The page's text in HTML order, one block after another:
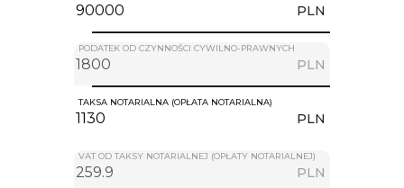
PLN
PODATEK OD CZYNNOŚCI CYWILNO-PRAWNYCH
PLN
TAKSA NOTARIALNA (OPŁATA NOTARIALNA)
PLN
VAT OD TAKSY NOTARIALNEJ (OPŁATY NOTARIALNEJ)
PLN